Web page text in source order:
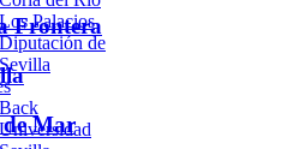
Los Palacios
Diputación de
Sevilla
Back
Universidad
Frontera
de Mar